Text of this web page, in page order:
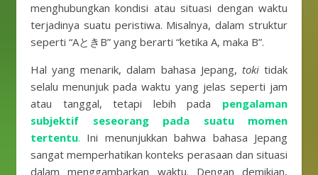
menghubungkan kondisi atau situasi dengan waktu
terjadinya suatu peristiwa. Misalnya, dalam struktur
seperti “AときB” yang berarti “ketika A, maka B”.
Hal yang menarik, dalam bahasa Jepang, tokitidak
selalu menunjuk pada waktu yang jelas seperti jam
atau tanggal, tetapi lebih pada
pengalaman
subjektif seseorang pada suatu momen
tertentu. Ini menunjukkan bahwa bahasa Jepang
sangat memperhatikan konteks perasaan dan situasi
dalam menggambarkan waktu. Dengan demikian,